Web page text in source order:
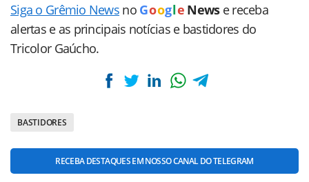
Siga o Grêmio News no Goog le News e receba
alertas e as principais notícias e bastidores do
Tricolor Gaúcho.
BASTIDORES
RECEBA DESTAQUES EM NOSSO CANAL DO TELEGRAM